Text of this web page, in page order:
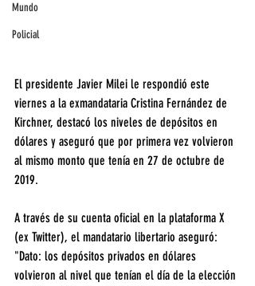
Mundo
Policial
El presidente Javier Milei le respondió este
viernes a la exmandataria Cristina Fernández de
Kirchner, destacó los niveles de depósitos en
dólares y aseguró que por primera vez volvieron
al mismo monto que tenía en 27 de octubre de
2019.
A través de su cuenta oficial en la plataforma X
(ex Twitter), el mandatario libertario aseguró:
"Dato: los depósitos privados en dólares
volvieron al nivel que tenían el día de la elección